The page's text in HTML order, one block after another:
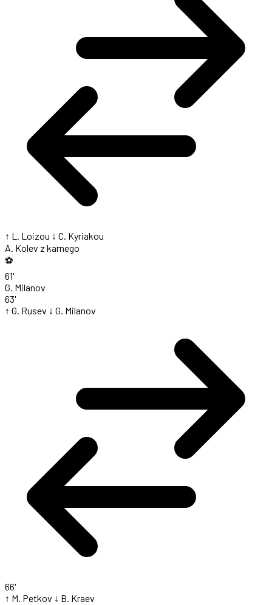
↑ L. Loizou ↓ C. Kyriakou
A. Kolev z karnego
⚽
61'
G. Milanov
63'
↑ G. Rusev ↓ G. Milanov
66'
↑ M. Petkov ↓ B. Kraev